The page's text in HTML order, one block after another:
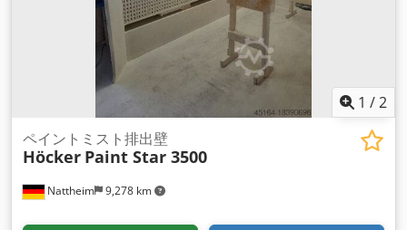
1 /2
Nattheim 9,278 km
ペイントミスト排出壁
Höcker Paint Star 3500